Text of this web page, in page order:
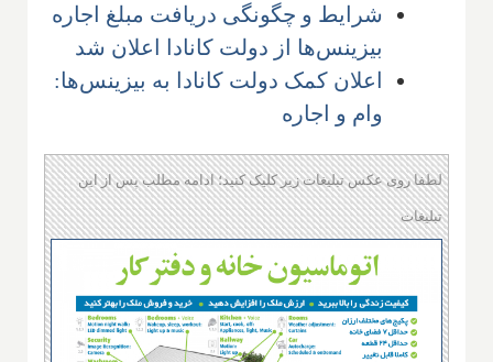
شرایط و چگونگی دریافت مبلغ اجاره
بیزینس‌ها از دولت کانادا اعلان شد
اعلان کمک دولت کانادا به بیزینس‌ها:
وام و اجاره
لطفا روی عکس تبلیغات زیر کلیک کنید؛ ادامه مطلب پس از این
تبلیغات